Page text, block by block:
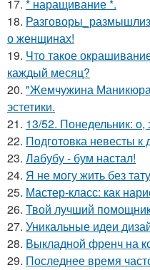
17. * наращивание *.
18.
о женщинах!
19. Что такое
каждый месяц?
20. "Жемчужина
эстетики.
21. 13/52. Понедельник: о,
22. Подготовка невесты
23. Лабубу - бум настал!
24. Я не могу жить без
25. Мастер-класс: как
26. Твой лучший
27. Уникальные идеи
28. Выкладной френч на
29. Последнее время